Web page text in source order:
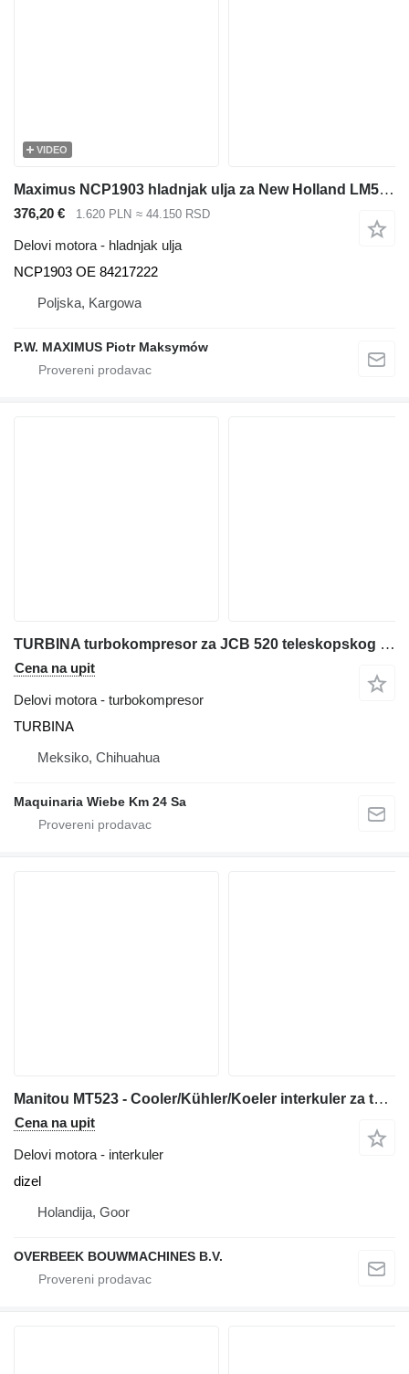
VIDEO
Maximus NCP1903 hladnjak ulja za New Holland LM5040 ,LM5060, LM5080 teleskopskog utovarivača
376,20 € 1.620 PLN ≈ 44.150 RSD
Delovi motora - hladnjak ulja
NCP1903 OE 84217222
Poljska, Kargowa
P.W. MAXIMUS Piotr Maksymów
TURBINA turbokompresor za JCB 520 teleskopskog utovarivača
Cena na upit
Delovi motora - turbokompresor
TURBINA
Meksiko, Chihuahua
Maquinaria Wiebe Km 24 Sa
Manitou MT523 - Cooler/Kühler/Koeler interkuler za teleskopskog utovarivača
Cena na upit
Delovi motora - interkuler
dizel
Holandija, Goor
OVERBEEK BOUWMACHINES B.V.